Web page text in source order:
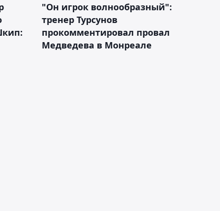
"Он игрок волнообразный":
тренер Турсунов
прокомментировал провал
Медведева в Монреале